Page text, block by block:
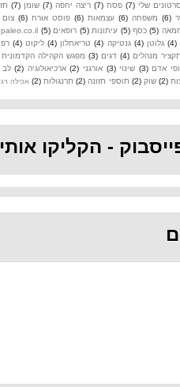
פסח (7) ריצה יחפה (7) שומן (7)
תזונת
עצמאות (6) פוסט אורח (6) צום (6)
עיתונות (5) רופאים (5)
paleo.co.il
(4)
(4) טריאתלון (4) ליקוט (4) רפואה
דגים (3) מפגש הקהילה הקדמונית
(3)
(3) אורגני (2) ארכיאולוגיה (2) לב (2)
תזונה (2) תרנגולות (2) אכילה רגשית
- הקליקו אותי